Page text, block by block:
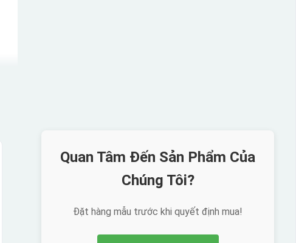
Quan Tâm Đến Sản Phẩm Của
Chúng Tôi?
Đặt hàng mẫu trước khi quyết định mua!